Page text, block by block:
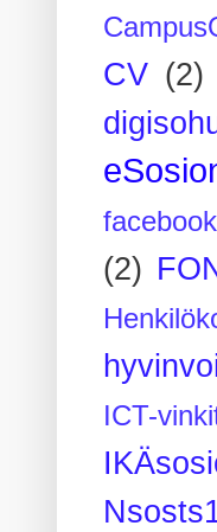
CV (2)
facebook
(2)
ICT-